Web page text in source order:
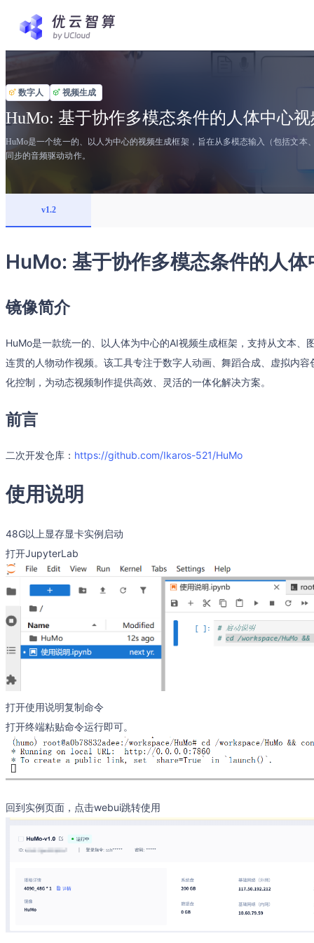
数字人 视频生成
HuMo: 基于协作多模态条件的人体中心
HuMo是一个统一的、以人为中心的视频生成框架，旨在从多模态输入（包括文
同步的音频驱动动作。
v1.2
HuMo: 基于协作多模态条件的人
镜像简介
HuMo是一款统一的、以人体为中心的AI视频生成框架，支持从文本、
连贯的人物动作视频。该工具专注于数字人动画、舞蹈合成、虚拟内
化控制，为动态视频制作提供高效、灵活的一体化解决方案。
前言
二次开发仓库： https://github.com/Ikaros-521/HuMo
使用说明
48G以上显存显卡实例启动
打开JupyterLab
打开使用说明复制命令
打开终端粘贴命令运行即可。
回到实例页面，点击webui跳转使用